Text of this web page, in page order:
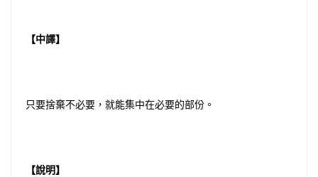
【中譯】
只要捨棄不必要，就能集中在必要的部份。
【說明】